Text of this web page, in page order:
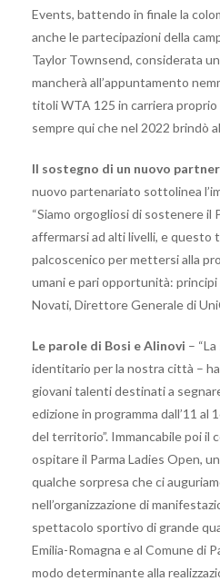
Events, battendo in finale la
anche le partecipazioni della
Taylor Townsend, considerata
mancherà all’appuntamento
titoli WTA 125 in carriera proprio
sempre qui che nel 2022 brindò
Il sostegno di un nuovo partner
nuovo partenariato sottolinea
“Siamo orgogliosi di sostenere
affermarsi ad alti livelli, e
palcoscenico per mettersi alla
umani e pari opportunità:
Novati, Direttore Generale di
Le parole di Bosi e Alinovi –
identitario per la nostra città –
giovani talenti destinati a
edizione in programma dall’11
del territorio”. Immancabile poi il
ospitare il Parma Ladies Open,
qualche sorpresa che ci
nell’organizzazione di
spettacolo sportivo di grande
Emilia-Romagna e al Comune di
modo determinante alla